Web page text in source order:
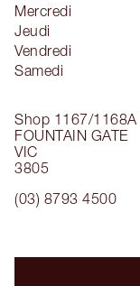
Shop 1167/1168A
FOUNTAIN GATE
VIC
3805
(03) 8793 4500
Mercredi
Jeudi
Vendredi
Samedi